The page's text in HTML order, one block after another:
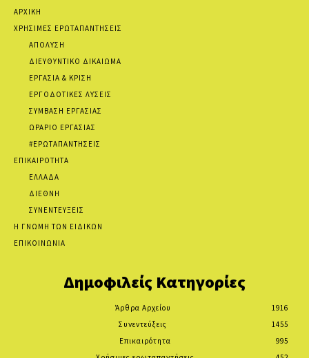
ΑΡΧΙΚΗ
ΧΡΗΣΙΜΕΣ ΕΡΩΤΑΠΑΝΤΗΣΕΙΣ
ΑΠΟΛΥΣΗ
ΔΙΕΥΘΥΝΤΙΚΟ ΔΙΚΑΙΩΜΑ
ΕΡΓΑΣΙΑ & ΚΡΙΣΗ
ΕΡΓΟΔΟΤΙΚΕΣ ΛΥΣΕΙΣ
ΣΥΜΒΑΣΗ ΕΡΓΑΣΙΑΣ
ΩΡΑΡΙΟ ΕΡΓΑΣΙΑΣ
#ΕΡΩΤΑΠΑΝΤΗΣΕΙΣ
ΕΠΙΚΑΙΡΟΤΗΤΑ
ΕΛΛΑΔΑ
ΔΙΕΘΝΗ
ΣΥΝΕΝΤΕΥΞΕΙΣ
Η ΓΝΩΜΗ ΤΩΝ ΕΙΔΙΚΩΝ
ΕΠΙΚΟΙΝΩΝΙΑ
Δημοφιλείς Κατηγορίες
Άρθρα Αρχείου
1916
Συνεντεύξεις
1455
Επικαιρότητα
995